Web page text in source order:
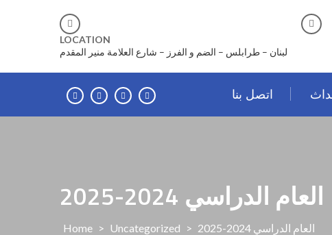
LOCATION
لبنان – طرابلس – الضم و الفرز – شارع العلامة منير المقدم
اتصل بنا
العام الدراسي 2024-2025
Home > Uncategorized > العام الدراسي 2024-2025